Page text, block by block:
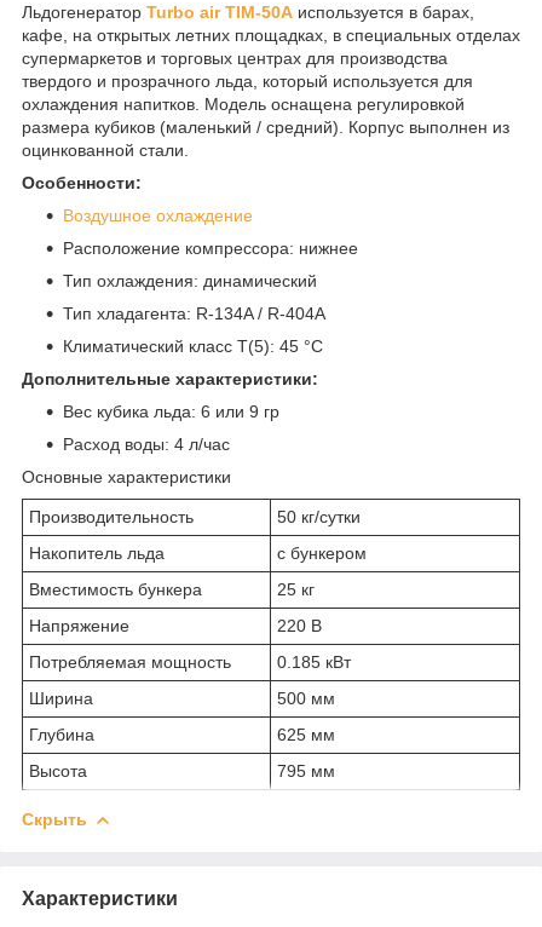
Льдогенератор Turbo air TIM-50A используется в барах,
кафе, на открытых летних площадках, в специальных отделах
супермаркетов и торговых центрах для производства
твердого и прозрачного льда, который используется для
охлаждения напитков. Модель оснащена регулировкой
размера кубиков (маленький / средний). Корпус выполнен из
оцинкованной стали.
Особенности:
Воздушное охлаждение
Расположение компрессора: нижнее
Тип охлаждения: динамический
Тип хладагента: R-134A / R-404A
Климатический класс T(5): 45 °С
Дополнительные характеристики:
Вес кубика льда: 6 или 9 гр
Расход воды: 4 л/час
Основные характеристики
Производительность
50 кг/сутки
Накопитель льда
с бункером
Вместимость бункера
25 кг
Напряжение
220 В
Потребляемая мощность
0.185 кВт
Ширина
500 мм
Глубина
625 мм
Высота
795 мм
Скрыть
Характеристики